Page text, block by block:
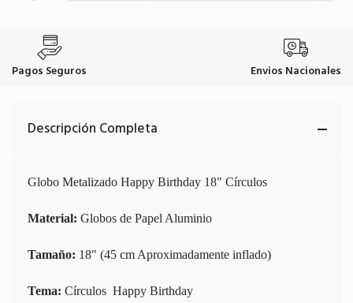
Pagos Seguros Envios Nacionales
Descripción Completa
Globo Metalizado Happy Birthday 18" Círculos
Material: Globos de Papel Aluminio
Tamaño: 18" (45 cm Aproximadamente inflado)
Tema: Círculos Happy Birthday